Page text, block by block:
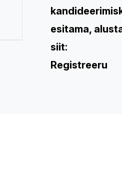
esitama,
siit:
Registreeru